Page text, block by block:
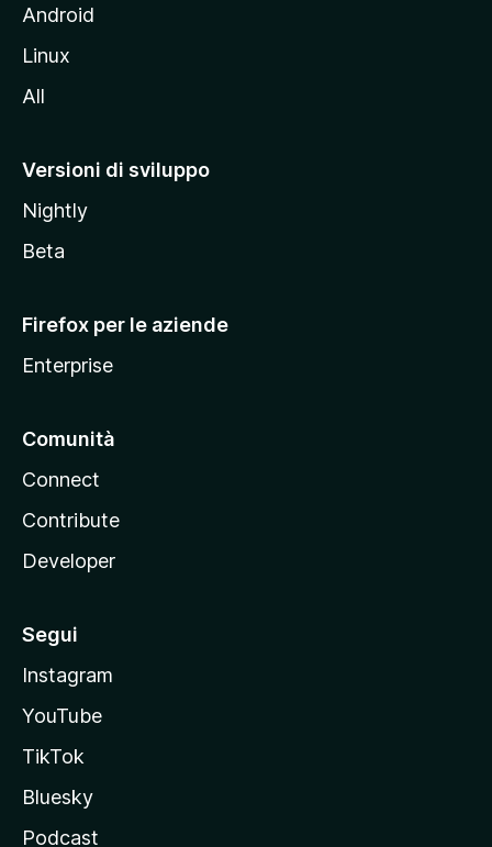
l
s
t
M
z
i
a
Android
Linux
All
Versioni di sviluppo
Nightly
Beta
Firefox per le aziende
Enterprise
Comunità
Connect
Contribute
Developer
Segui
Instagram
YouTube
TikTok
Bluesky
Podcast